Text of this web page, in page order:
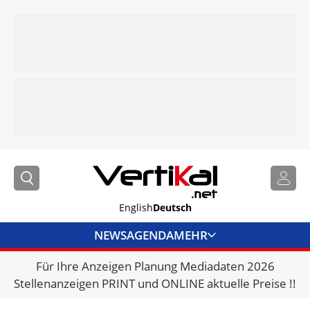
EnglishDeutsch
NEWSAGENDAMEHR
BRANCHENLINKS
VERMIETER
Für Ihre Anzeigen Planung Mediadaten 2026
Stellenanzeigen PRINT und ONLINE aktuelle Preise !!